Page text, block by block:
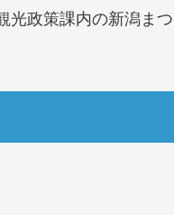
光政策課内の新潟まつ